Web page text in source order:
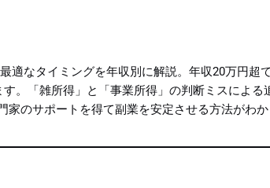
なタイミングを年収別に解説。年収20万円超
。「雑所得」と「事業所得」の判断ミスによる
のサポートを得て副業を安定させる方法がわか